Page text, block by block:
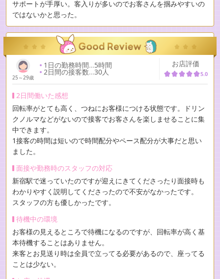
サポートが手厚い。客入りが多いのでお客さんを掴みやすいの
ではないかと思った。
25～29歳
1日の勤務時間…5時間
2日間の接客数…30人
お店評価
5.0
2日間働いた感想
回転率がとても高く、つねにお客様につける状態です。ドリン
クノルマなどがないので接客でお客さんを楽しませることに集
中できます。
1接客の時間は短いので時間配分やペース配分が大事だと思い
ました。
面接や勤務時のスタッフの対応
新宿駅で迷っていたのですが迎えにきてくださったり面接時も
わかりやすく説明してくださったので不安がなかったです。
スタッフの方も優しかったです。
待機中の環境
お客様の見えるところで待機になるのですが、回転率が高く基
本待機することはありません。
来客とお見送り時は全員で立ってる必要があるので、座ってる
ことは少ない。